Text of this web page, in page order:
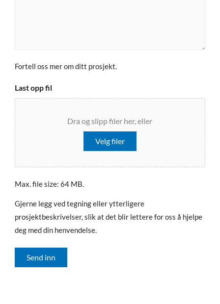
Fortell oss mer om ditt prosjekt.
Last opp fil
Dra og slipp filer her, eller
Velg filer
Max. file size: 64 MB.
Gjerne legg ved tegning eller ytterligere
prosjektbeskrivelser, slik at det blir lettere for oss å hjelpe
deg med din henvendelse.
Send inn